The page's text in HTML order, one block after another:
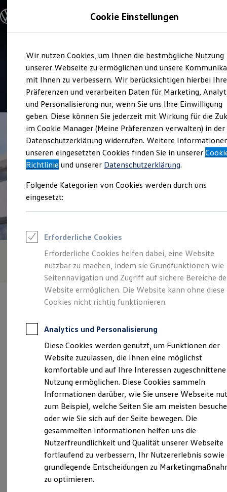
Hauptinhalt
springen
Footer
springen
Modelle & Konfigurator
Nutzfahrzeugkategorien entdecken
Modelle konfigurieren
Vorgängermodelle und Oldtimer
Vorgängermodelle
Oldtimer
Bulli Historie
Branchenlösungen & Gewerbekunden
Umbaulösungen und Hersteller finden
Auf- und Umbauten entdecken & konfigurieren
Groß- und Sonderkunden
Großkunden
Kommunen & Behörden
Journalisten
Sportvereine
Branchenlösungen
Gewerbliche Personenbeförderung
Service & mobile Werkstätten
Menschen mit Behinderung
Rettungsdienste
ONE Business ID Vorteile
Fahrzeugsuche & Marktplatz
Fahrzeugsuche
Fahrzeuge online kaufen
Digitaler Marktplatz
Kauf & Finanzierung
Online-Fahrzeugbewertung
Für Privatkunden
Für Gewerbekunden
Profi Paket
TopDeal
Gebrauchtwagen
ProfiPartner für Gebrauchtwagen
Zertifizierte Gebrauchtwagen
Finanzierung
Für Privatkunden
Für Gewerbekunden
Leasing
Für Privatkunden
Für Gewerbekunden
Versicherungen & Garantien
Garantien
Kfz-Versicherung für Nutzfahrzeuge
Restschuldversicherung
Wartungsverträge
Service
Siemon Nutzfahrzeuge
4.2| 16 Bewertungen
Verantwortlich für die Inhalte auf dieser Seite ist die Siemon GmbH
Impressum & Rechtliches )
In den Rietbroken 28-30, 49525 Lengerich
Lengerich@autohaus-siemon.de
Montag-Freitag 07:30-18:00 Uhr
Samstag
08:00 -13:00 Uhr
Cookie Einstellungen
Wir nutzen Cookies, um Ihnen die bestmögliche Nutzung
unserer Webseite zu ermöglichen und unsere
mit Ihnen zu verbessern. Wir berücksichtigen hierbei Ihre
Präferenzen und verarbeiten Daten für Marketing,
und Personalisierung nur, wenn Sie uns Ihre Einwilligung
geben. Diese können Sie jederzeit mit Wirkung für die
im Cookie Manager (Meine Präferenzen verwalten) in der
Datenschutzerklärung widerrufen. Weitere
unseren eingesetzten Cookies finden Sie in unserer
Richtlinie und unserer Datenschutzerklärung.
Folgende Kategorien von Cookies werden durch uns
eingesetzt:
Erforderliche Cookies
Erforderliche Cookies helfen dabei, eine Website
nutzbar zu machen, indem sie Grundfunktionen wie
Seitennavigation und Zugriff auf sichere Bereiche
Website ermöglichen. Die Website kann ohne diese
Cookies nicht richtig funktionieren.
Analytics und Personalisierung
Diese Cookies werden genutzt, um Funktionen der
Website zuzulassen, die Ihnen eine möglichst
komfortable und auf Ihre Interessen zugeschnittene
Nutzung ermöglichen. Diese Cookies sammeln
Informationen darüber, wie Sie unsere Webseite
zum Beispiel, welche Seiten Sie am meisten
oder wie Sie sich auf der Seite bewegen. Die
gesammelten Informationen helfen uns die
Nutzerfreundlichkeit und Qualität unserer Webseite
fortlaufend zu verbessern, Ihr Nutzererlebnis sowie
grundlegende Entscheidungen zu
zu optimieren.